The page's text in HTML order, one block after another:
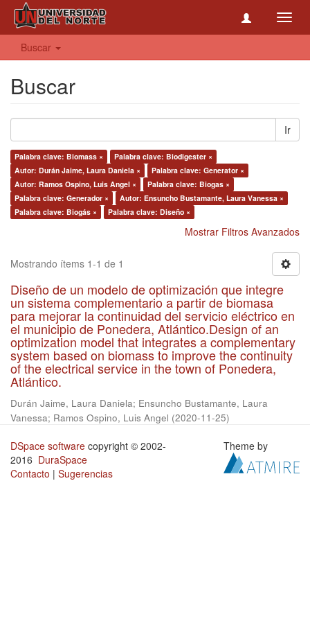
Buscar
Buscar
Ir
Palabra clave: Biomass ×
Palabra clave: Biodigester ×
Autor: Durán Jaime, Laura Daniela ×
Palabra clave: Generator ×
Autor: Ramos Ospino, Luis Angel ×
Palabra clave: Biogas ×
Palabra clave: Generador ×
Autor: Ensuncho Bustamante, Laura Vanessa ×
Palabra clave: Biogás ×
Palabra clave: Diseño ×
Mostrar Filtros Avanzados
Mostrando ítems 1-1 de 1
Diseño de un modelo de optimización que integre
un sistema complementario a partir de biomasa
para mejorar la continuidad del servicio eléctrico en
el municipio de Ponedera, Atlántico.Design of an
optimization model that integrates a complementary
system based on biomass to improve the continuity
of the electrical service in the town of Ponedera,
Atlántico.
Durán Jaime, Laura Daniela; Ensuncho Bustamante, Laura
Vanessa; Ramos Ospino, Luis Angel (2020-11-25)
DSpace software copyright © 2002-
2016 DuraSpace
Contacto | Sugerencias
Theme by